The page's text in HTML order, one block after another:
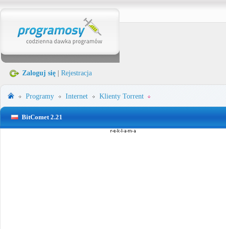
Zaloguj się Rejestracja
Programy Internet Klienty Torrent
BitComet 2.21